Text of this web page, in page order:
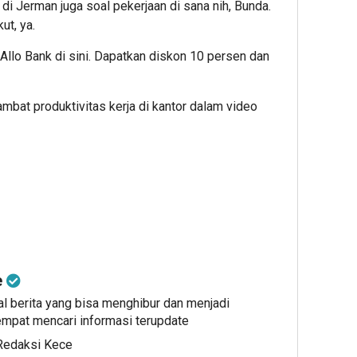
Jerman juga soal pekerjaan di sana nih, Bunda.
ya.
Bank di sini. Dapatkan diskon 10 persen dan
produktivitas kerja di kantor dalam video
berita yang bisa menghibur dan menjadi
mencari informasi terupdate
Kece